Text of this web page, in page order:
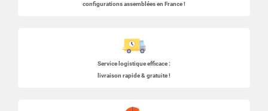
configurations assemblées en France !
Service logistique efficace :
livraison rapide & gratuite !